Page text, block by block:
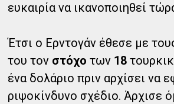
ευκαιρία να ικανοποιηθεί
Έτσι ο Ερντογάν έθεσε με
του τον στόχο των 18
ένα δολάριο πριν αρχίσει να
ριψοκίνδυνο σχέδιο. Άρχισε